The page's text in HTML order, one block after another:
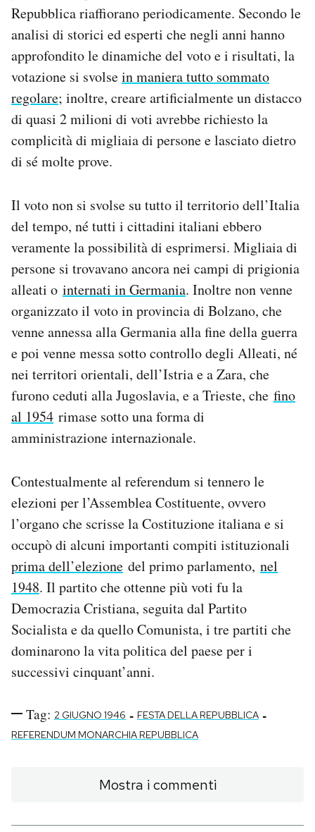
Repubblica riaffiorano periodicamente. Secondo le
analisi di storici ed esperti che negli anni hanno
approfondito le dinamiche del voto e i risultati, la
votazione si svolsein maniera tutto sommato
regolare; inoltre, creare artificialmente un distacco
di quasi 2 milioni di voti avrebbe richiesto la
complicità di migliaia di persone e lasciato dietro
di sé molte prove.
Il voto non si svolse su tutto il territorio dell’Italia
del tempo, né tutti i cittadini italiani ebbero
veramente la possibilità di esprimersi. Migliaia di
persone si trovavano ancora nei campi di prigionia
alleati o internati in Germania. Inoltre non venne
organizzato il voto in provincia di Bolzano, che
venne annessa alla Germania alla fine della guerra
e poi venne messa sotto controllo degli Alleati, né
nei territori orientali, dell’Istria e a Zara, che
furono ceduti alla Jugoslavia, e a Trieste, che fino
al 1954 rimase sotto una forma di
amministrazione internazionale.
Contestualmente al referendum si tennero le
elezioni per l’Assemblea Costituente, ovvero
l’organo che scrisse la Costituzione italiana e si
occupò di alcuni importanti compiti istituzionali
prima dell’elezione del primo parlamento, nel
1948. Il partito che ottenne più voti fu la
Democrazia Cristiana, seguita dal Partito
Socialista e da quello Comunista, i tre partiti che
dominarono la vita politica del paese per i
successivi cinquant’anni.
Tag: 2 GIUGNO 1946 - FESTA DELLA REPUBBLICA -
REFERENDUM MONARCHIA REPUBBLICA
Mostra i commenti